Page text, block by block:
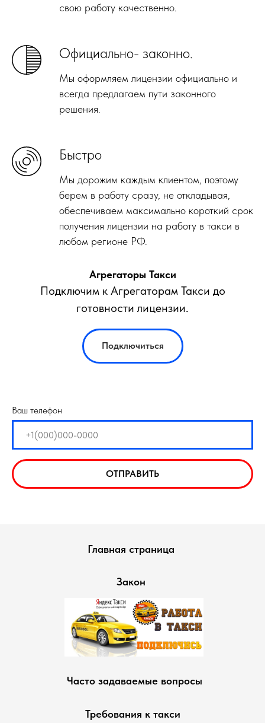
свою работу качественно.
Официально- законно.
Мы оформляем лицензии официально и
всегда предлагаем пути законного
решения.
Быстро
Мы дорожим каждым клиентом, поэтому
берем в работу сразу, не откладывая,
обеспечиваем максимально короткий срок
получения лицензии на работу в такси в
любом регионе РФ.
Агрегаторы Такси
Подключим к Агрегаторам Такси до
готовности лицензии.
Подключиться
Ваш телефон
ОТПРАВИТЬ
Главная страница
Закон
Часто задаваемые вопросы
Требования к такси